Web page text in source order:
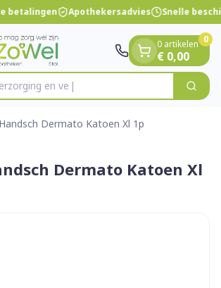
betalingen Apothekersadvies Snelle
categorie... Zoek
0 artikelen
€ 0,00
0
Dermato Katoen Xl 1p
Dermato Katoen Xl